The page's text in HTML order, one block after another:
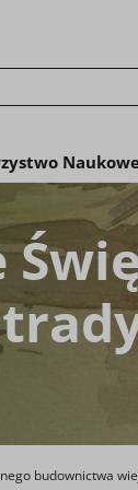
wyszukana
budownictwa